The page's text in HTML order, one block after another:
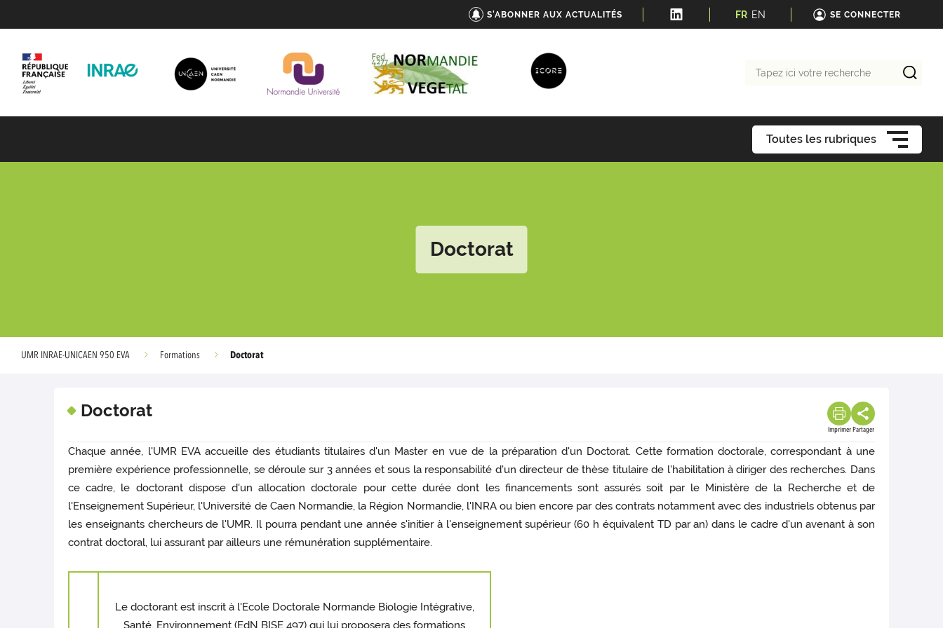
S'ABONNER AUX ACTUALITÉS FR EN SE CONNECTER
Toutes les rubriques
Doctorat
UMR INRAE-UNICAEN 950 EVA Formations Doctorat
Doctorat
Imprimer Partager
Chaque année, l'UMR EVA accueille des étudiants titulaires d'un Master en vue de la préparation d'un Doctorat. Cette formation doctorale, correspondant à une
première expérience professionnelle, se déroule sur 3 années et sous la responsabilité d'un directeur de thèse titulaire de l'habilitation à diriger des recherches. Dans
ce cadre, le doctorant dispose d'un allocation doctorale pour cette durée dont les financements sont assurés soit par le Ministère de la Recherche et de
l'Enseignement Supérieur, l'Université de Caen Normandie, la Région Normandie, l'INRA ou bien encore par des contrats notamment avec des industriels obtenus par
les enseignants chercheurs de l'UMR. Il pourra pendant une année s'initier à l'enseignement supérieur (60 h équivalent TD par an) dans le cadre d'un avenant à son
contrat doctoral, lui assurant par ailleurs une rémunération supplémentaire.
Le doctorant est inscrit à l'Ecole Doctorale Normande Biologie Intégrative,
Santé, Environnement (EdN BISE 497) qui lui proposera des formations